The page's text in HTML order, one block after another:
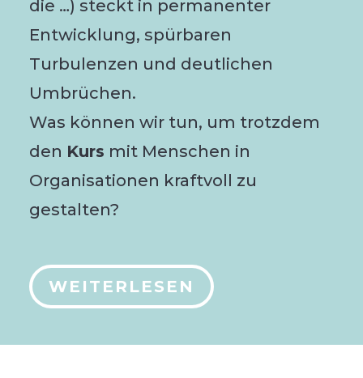
die …) steckt in permanenter
Entwicklung, spürbaren
Turbulenzen und deutlichen
Umbrüchen.
Was können wir tun, um trotzdem
den Kurs mit Menschen in
Organisationen kraftvoll zu
gestalten?
WEITERLESEN